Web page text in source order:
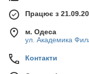
Працює з
м. Одеса
ул. Академика
Контакти